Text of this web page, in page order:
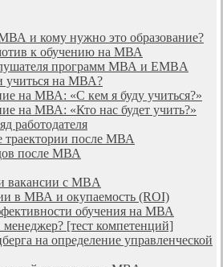
и кому нужно это образование?
к обучению на МВА
программ МВА и EMBA
учиться на МВА?
на МВА: «С кем я буду учиться?»
на МВА: «Кто нас будет учить?»
работодателя
траектории после МВА
после МВА
вакансии с MBA
в МВА и окупаемость (ROI)
обучения на МВА
[тест компетенций]
на определение управленческой